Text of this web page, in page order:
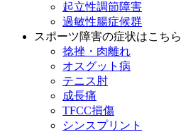
起立性調節障害
過敏性腸症候群
スポーツ障害の症状はこちら
捻挫・肉離れ
オスグット病
テニス肘
成長痛
TFCC損傷
シンスプリント